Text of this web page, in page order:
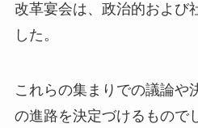
改革宴会は、政治的および
した。
これらの集まりでの議論や
の進路を決定づけるもので